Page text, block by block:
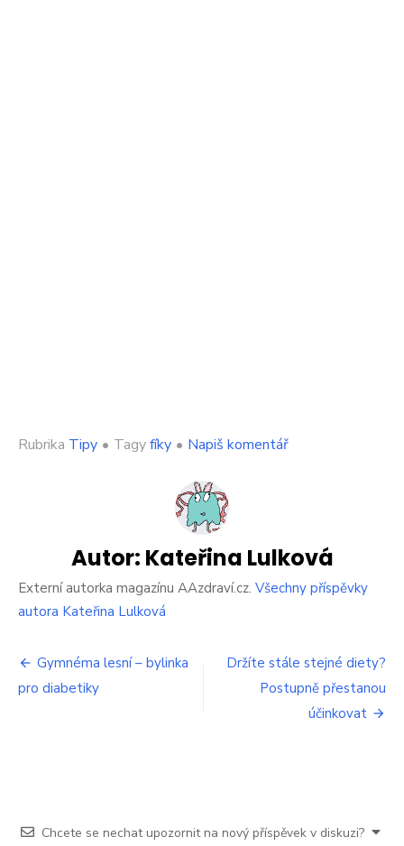
Rubrika Tipy • Tagyfíky • Napiš komentářon
vitamínů
i
výživové
Autor: Kateřina Lulková
Externí autorka magazínu AAzdraví.cz. Všechny příspěvky
autora Kateřina Lulková
Navigace
pro
Gymnéma lesní – bylinka
pro diabetiky
Držíte stále stejné diety?
Postupně přestanou
účinkovat
Chcete se nechat upozornit na nový příspěvek v diskuzi?